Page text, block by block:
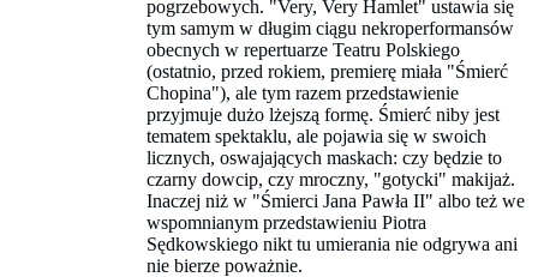
pogrzebowych. "Very, Very Hamlet" ustawia się
tym samym w długim ciągu nekroperformansów
obecnych w repertuarze Teatru Polskiego
(ostatnio, przed rokiem, premierę miała "Śmierć
Chopina"), ale tym razem przedstawienie
przyjmuje dużo lżejszą formę. Śmierć niby jest
tematem spektaklu, ale pojawia się w swoich
licznych, oswajających maskach: czy będzie to
czarny dowcip, czy mroczny, "gotycki" makijaż.
Inaczej niż w "Śmierci Jana Pawła II" albo też we
wspomnianym przedstawieniu Piotra
Sędkowskiego nikt tu umierania nie odgrywa ani
nie bierze poważnie.